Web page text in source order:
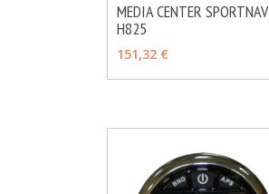
VER OPCIONES
MEDIA CENTER SPORTNAV
H825
151,32 €